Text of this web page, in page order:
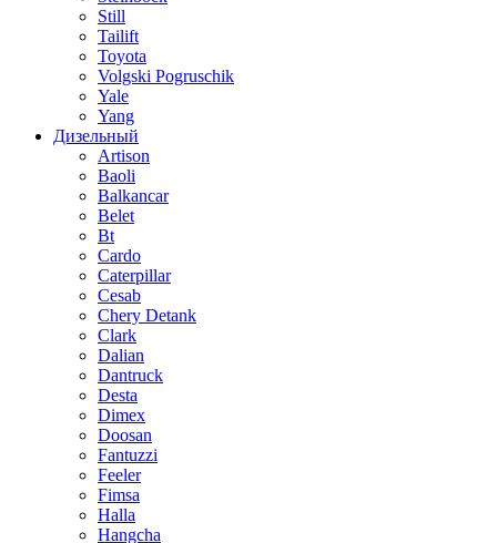
Still
Tailift
Toyota
Volgski Pogruschik
Yale
Yang
Дизельный
Artison
Baoli
Balkancar
Belet
Bt
Cardo
Caterpillar
Cesab
Chery Detank
Clark
Dalian
Dantruck
Desta
Dimex
Doosan
Fantuzzi
Feeler
Fimsa
Halla
Hangcha